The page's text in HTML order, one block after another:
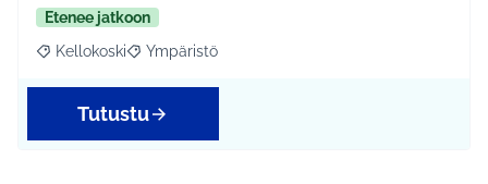
Etenee jatkoon
Rajaa tulokset aihepiirin mukaan: Kellokoski
Kellokoski Rajaa tulokset teeman mukaan: Ympäristö
Ympäristö
Tutustu